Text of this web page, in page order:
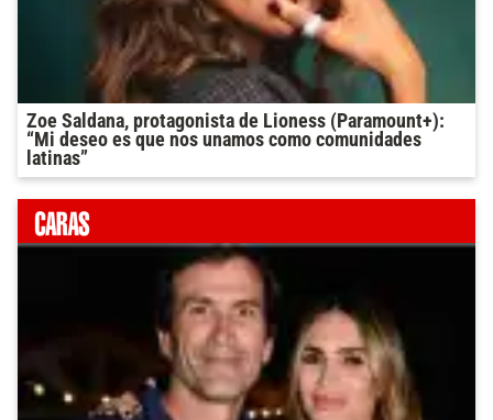
Zoe Saldana, protagonista de Lioness (Paramount+):
“Mi deseo es que nos unamos como comunidades
latinas”